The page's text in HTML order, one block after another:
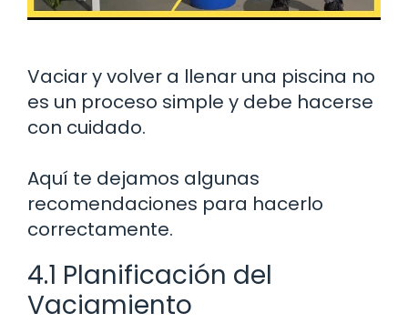
Vaciar y volver a llenar una piscina no
es un proceso simple y debe hacerse
con cuidado.
Aquí te dejamos algunas
recomendaciones para hacerlo
correctamente.
4.1 Planificación del
Vaciamiento